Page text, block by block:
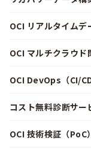
OCI リアルタイム
OCI マルチクラウド
OCI DevOps（CI/
コスト無料診断サ
OCI 技術検証（PoC